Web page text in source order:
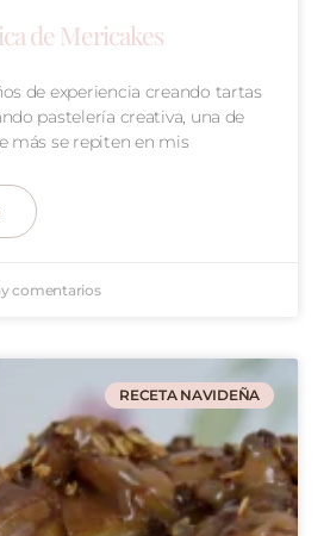
de Mericakes
de experiencia creando tartas
pastelería creativa, una de
más se repiten en mis
comentarios
RECETA NAVIDEÑA